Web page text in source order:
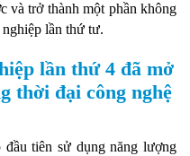
và trở thành một phần không
nghiệp lần thứ tư.
lần thứ 4 đã mở
thời đại công nghệ
đầu tiên sử dụng năng lượng